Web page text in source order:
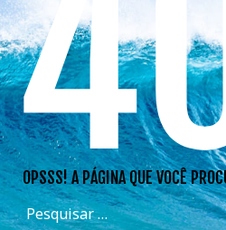
OPSSS! A PÁGINA QUE VOCÊ